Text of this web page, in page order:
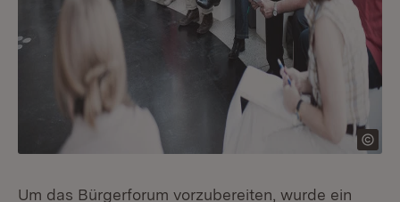
Um das Bürgerforum vorzubereiten, wurde ein